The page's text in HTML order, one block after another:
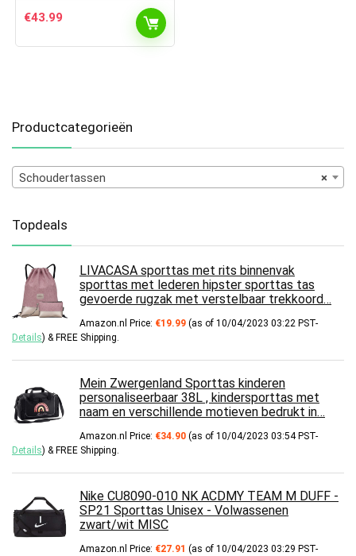
€43.99
Productcategorieën
×
Schoudertassen
Topdeals
LIVACASA sporttas met rits binnenvak
sporttas met lederen hipster sporttas tas
gevoerde rugzak met verstelbaar trekkoord…
Amazon.nl Price: €19.99 (as of 10/04/2023 03:22 PST-
Details) & FREE Shipping
Mein Zwergenland Sporttas kinderen
personaliseerbaar 38L , kindersporttas met
naam en verschillende motieven bedrukt in…
Amazon.nl Price: €34.90 (as of 10/04/2023 03:54 PST-
Details) & FREE Shipping
Nike CU8090-010 NK ACDMY TEAM M DUFF -
SP21 Sporttas Unisex - Volwassenen
zwart/wit MISC
Amazon.nl Price: €27.91 (as of 10/04/2023 03:29 PST-